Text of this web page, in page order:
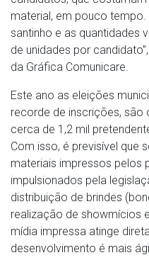
material, em pouco
santinho e as quantidades
de unidades por
da Gráfica Comunicare.
Este ano as eleições
recorde de inscrições, são
cerca de 1,2 mil
Com isso, é previsível que
materiais impressos pelos
impulsionados pela
distribuição de brindes
realização de showmícios
mídia impressa atinge
desenvolvimento é mais